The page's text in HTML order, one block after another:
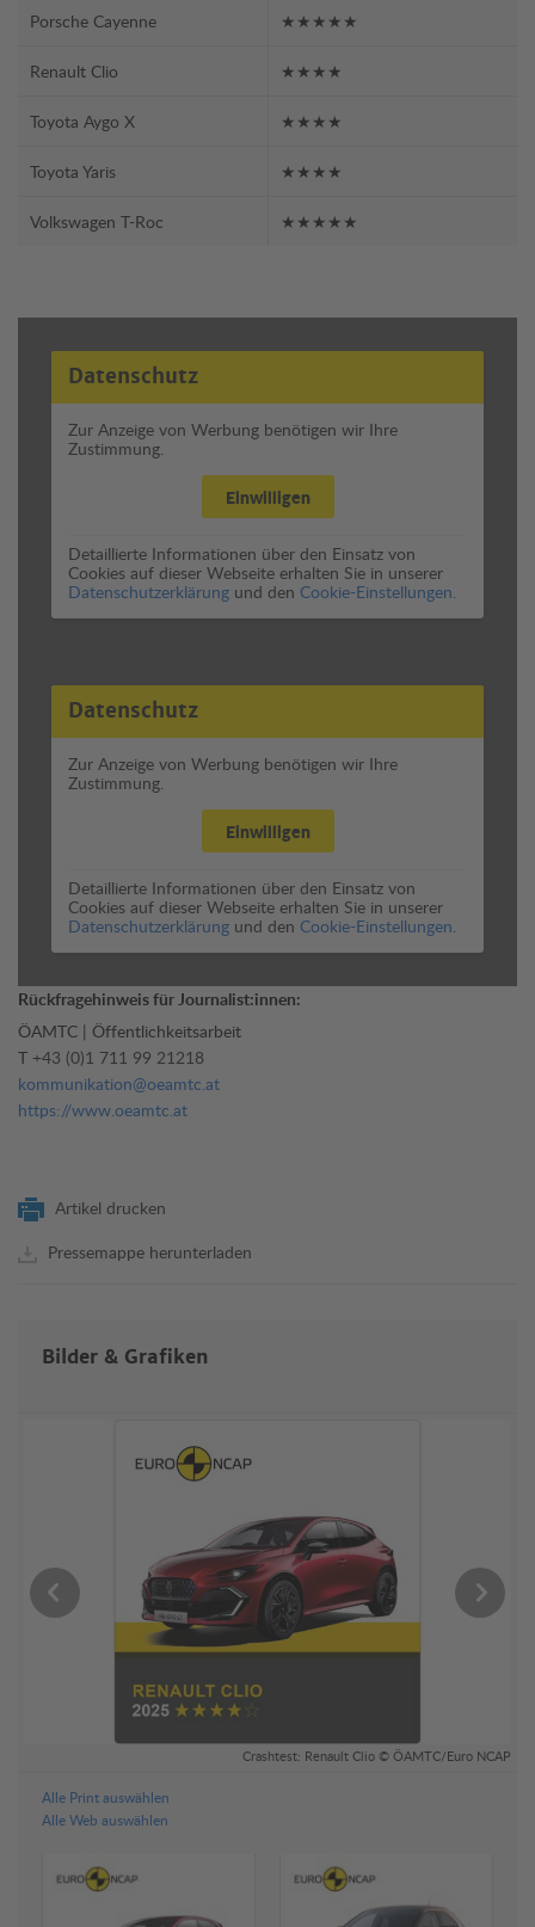
Porsche Cayenne ★★★★★
Renault Clio ★★★★
Toyota Aygo X ★★★★
Toyota Yaris ★★★★
Volkswagen T-Roc ★★★★★
Datenschutz
Zur Anzeige von Werbung benötigen wir Ihre
Zustimmung.
Einwilligen
Detaillierte Informationen über den Einsatz von
Cookies auf dieser Webseite erhalten Sie in unserer
Datenschutzerklärung und den Cookie-Einstellungen.
Datenschutz
Zur Anzeige von Werbung benötigen wir Ihre
Zustimmung.
Einwilligen
Detaillierte Informationen über den Einsatz von
Cookies auf dieser Webseite erhalten Sie in unserer
Datenschutzerklärung und den Cookie-Einstellungen.
Rückfragehinweis für Journalist:innen:
ÖAMTC | Öffentlichkeitsarbeit
T +43 (0)1 711 99 21218
kommunikation@oeamtc.at
https://www.oeamtc.at
Artikel drucken
Pressemappe herunterladen
Bilder & Grafiken
Crashtest: Renault Clio © ÖAMTC/Euro NCAP
Alle Print auswählen
Alle Web auswählen